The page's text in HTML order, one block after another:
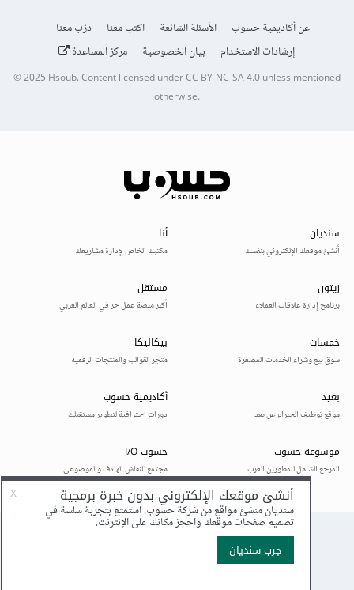
عن أكاديمية حسوب الأسئلة الشائعة اكتب معنا
درّب معنا
إرشادات الاستخدام
بيان الخصوصية مركز المساعدة
© 2025Hsoub.Content licensed underCC BY-NC-SA 4.0unless mentioned
otherwise.